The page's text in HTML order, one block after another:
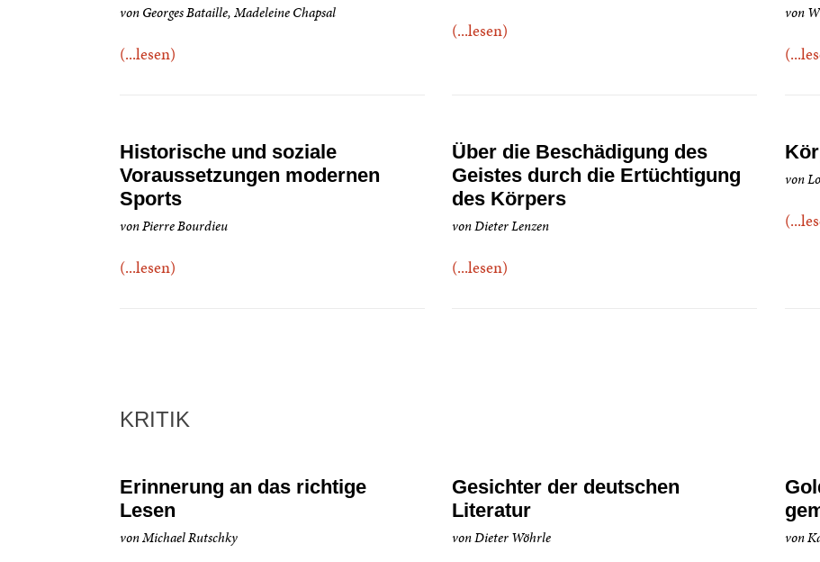
von Georges Bataille, Madeleine Chapsal
(...lesen)
(...lesen)
von
Historische und soziale
Voraussetzungen modernen
Sports
von Pierre Bourdieu
(...lesen)
Über die Beschädigung des
Geistes durch die Ertüchtigung
des Körpers
von Dieter Lenzen
(...lesen)
von
KRITIK
Erinnerung an das richtige
Lesen
von Michael Rutschky
Gesichter der deutschen
Literatur
von Dieter Wöhrle von